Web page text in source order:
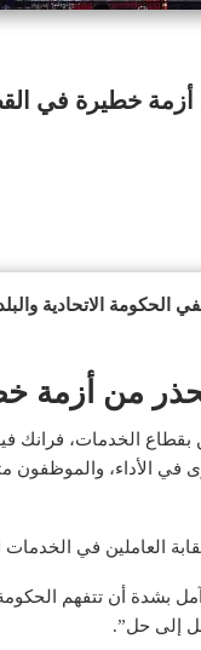
أزمة خطيرة في
الاتحادية
تحذر من أزمة
الخدمات، فرانك
في الأداء، والموظفون
العاملين في
“آمل بشدة أن تتفهم
إلى حل”.